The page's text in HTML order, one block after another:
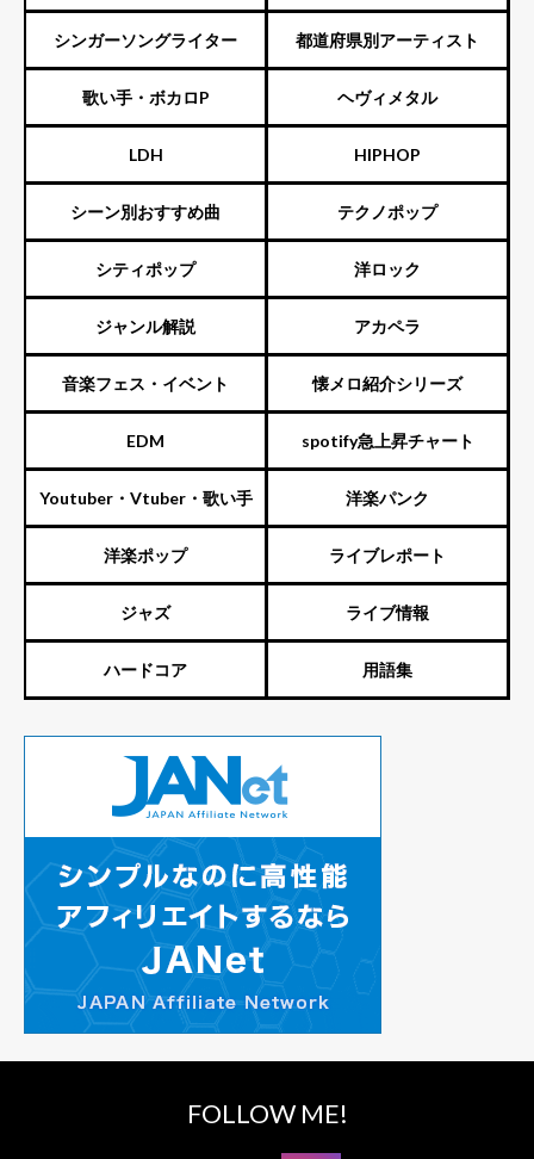
ENTERTAINMENT（旧ジャニ
ーズ）
シンガーソングライター 都道府県別アーティスト
歌い手・ボカロP ヘヴィメタル
LDH HIPHOP
シーン別おすすめ曲 テクノポップ
シティポップ 洋ロック
ジャンル解説 アカペラ
音楽フェス・イベント 懐メロ紹介シリーズ
EDM spotify急上昇チャート
Youtuber・Vtuber・歌い手 洋楽パンク
洋楽ポップ ライブレポート
ジャズ ライブ情報
ハードコア 用語集
FOLLOW ME!